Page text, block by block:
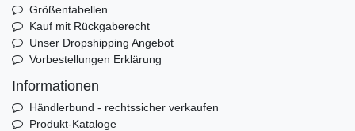
Größentabellen
Kauf mit Rückgaberecht
Unser Dropshipping Angebot
Vorbestellungen Erklärung
Informationen
Händlerbund - rechtssicher verkaufen
Produkt-Kataloge